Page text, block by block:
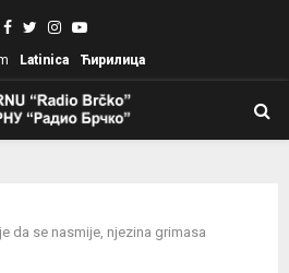
Facebook
TwitterInstagram
Youtube
Latinica Ћирилица
da se nasmije, njezina grimasa